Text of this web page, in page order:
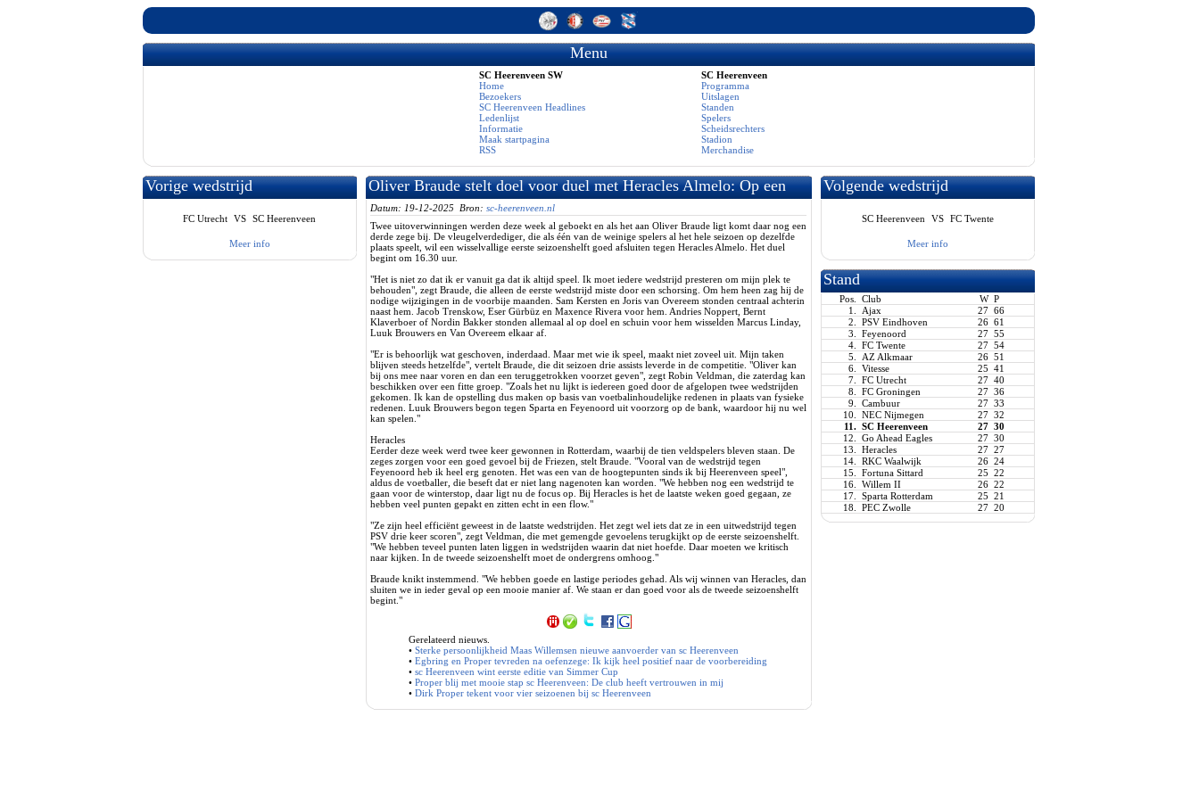
Menu
SC Heerenveen SW
Home
Bezoekers
SC Heerenveen Headlines
Ledenlijst
Informatie
Maak startpagina
RSS
SC Heerenveen
Programma
Uitslagen
Standen
Spelers
Scheidsrechters
Stadion
Merchandise
Vorige wedstrijd
FC Utrecht VS SC Heerenveen
Meer info
Oliver Braude stelt doel voor duel met Heracles Almelo: Op een
mooie manier afsluiten
Datum: 19-12-2025 Bron:sc-heerenveen.nl
Twee uitoverwinningen werden deze week al geboekt en als het aan Oliver Braude ligt komt daar nog een
derde zege bij. De vleugelverdediger, die als één van de weinige spelers al het hele seizoen op dezelfde
plaats speelt, wil een wisselvallige eerste seizoenshelft goed afsluiten tegen Heracles Almelo. Het duel
begint om 16.30 uur.
"Het is niet zo dat ik er vanuit ga dat ik altijd speel. Ik moet iedere wedstrijd presteren om mijn plek te
behouden", zegt Braude, die alleen de eerste wedstrijd miste door een schorsing. Om hem heen zag hij de
nodige wijzigingen in de voorbije maanden. Sam Kersten en Joris van Overeem stonden centraal achterin
naast hem. Jacob Trenskow, Eser Gürbüz en Maxence Rivera voor hem. Andries Noppert, Bernt
Klaverboer of Nordin Bakker stonden allemaal al op doel en schuin voor hem wisselden Marcus Linday,
Luuk Brouwers en Van Overeem elkaar af.
"Er is behoorlijk wat geschoven, inderdaad. Maar met wie ik speel, maakt niet zoveel uit. Mijn taken
blijven steeds hetzelfde", vertelt Braude, die dit seizoen drie assists leverde in de competitie. "Oliver kan
bij ons mee naar voren en dan een teruggetrokken voorzet geven", zegt Robin Veldman, die zaterdag kan
beschikken over een fitte groep. "Zoals het nu lijkt is iedereen goed door de afgelopen twee wedstrijden
gekomen. Ik kan de opstelling dus maken op basis van voetbalinhoudelijke redenen in plaats van fysieke
redenen. Luuk Brouwers begon tegen Sparta en Feyenoord uit voorzorg op de bank, waardoor hij nu wel
kan spelen."
Heracles
Eerder deze week werd twee keer gewonnen in Rotterdam, waarbij de tien veldspelers bleven staan. De
zeges zorgen voor een goed gevoel bij de Friezen, stelt Braude. "Vooral van de wedstrijd tegen
Feyenoord heb ik heel erg genoten. Het was een van de hoogtepunten sinds ik bij Heerenveen speel",
aldus de voetballer, die beseft dat er niet lang nagenoten kan worden. "We hebben nog een wedstrijd te
gaan voor de winterstop, daar ligt nu de focus op. Bij Heracles is het de laatste weken goed gegaan, ze
hebben veel punten gepakt en zitten echt in een flow."
"Ze zijn heel efficiënt geweest in de laatste wedstrijden. Het zegt wel iets dat ze in een uitwedstrijd tegen
PSV drie keer scoren", zegt Veldman, die met gemengde gevoelens terugkijkt op de eerste seizoenshelft.
"We hebben teveel punten laten liggen in wedstrijden waarin dat niet hoefde. Daar moeten we kritisch
naar kijken. In de tweede seizoenshelft moet de ondergrens omhoog."
Braude knikt instemmend. "We hebben goede en lastige periodes gehad. Als wij winnen van Heracles, dan
sluiten we in ieder geval op een mooie manier af. We staan er dan goed voor als de tweede seizoenshelft
begint."
Gerelateerd nieuws.
• Sterke persoonlijkheid Maas Willemsen nieuwe aanvoerder van sc Heerenveen
• Egbring en Proper tevreden na oefenzege: Ik kijk heel positief naar de voorbereiding
• sc Heerenveen wint eerste editie van Simmer Cup
• Proper blij met mooie stap sc Heerenveen: De club heeft vertrouwen in mij
• Dirk Proper tekent voor vier seizoenen bij sc Heerenveen
Volgende wedstrijd
SC Heerenveen VS FC Twente
Meer info
Stand
Pos.Club W P
1. Ajax 27 66
2.PSV Eindhoven 26 61
3.Feyenoord 27 55
4.FC Twente 27 54
5. AZ Alkmaar 26 51
6.Vitesse 25 41
7.FC Utrecht 27 40
8.FC Groningen 27 36
9.Cambuur 27 33
10.NEC Nijmegen 27 32
11. SC Heerenveen 27 30
12.Go Ahead Eagles 27 30
13.Heracles 27 27
14.RKC Waalwijk 26 24
15.Fortuna Sittard 25 22
16.Willem II 26 22
17.Sparta Rotterdam 25 21
18.PEC Zwolle 27 20